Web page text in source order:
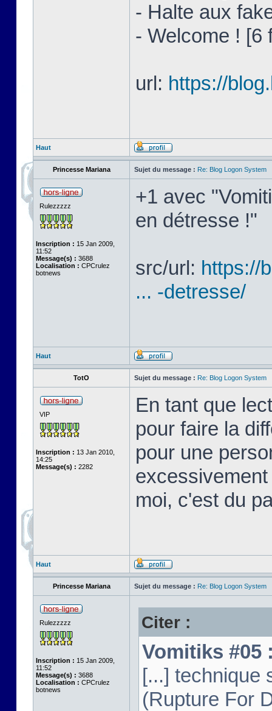
- Halte aux
- Welcome ! [6
url: https://
Haut
Princesse Mariana Sujet du message : Re: Blog Logon System
Rulezzzzz
Inscription : 15 Jan 2009,
11:52
Message(s) : 3688
Localisation : CPCrulez
botnews
+1 avec
en détresse !"
src/url: https://
... -detresse/
Haut
TotO Sujet du message : Re: Blog Logon System
VIP
Inscription : 13 Jan 2010,
14:25
Message(s) : 2282
En tant que
pour faire la
pour une
moi, c'est du
Haut
Princesse Mariana Sujet du message : Re: Blog Logon System
Rulezzzzz
Inscription : 15 Jan 2009,
11:52
Message(s) : 3688
Localisation : CPCrulez
botnews
Citer :
Vomitiks #05
[...] technique
(Rupture For